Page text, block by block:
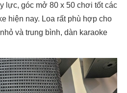
lực, góc mở 80 x 50 chơi tốt các
hiện nay. Loa rất phù hợp cho
và trung bình, dàn karaoke